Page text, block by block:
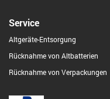
Service
Altgeräte-Entsorgung
Rücknahme von Altbatterien
Rücknahme von Verpackungen